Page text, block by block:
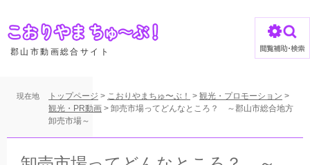
ジ
郡山市動画総合サイト
現在地 トップページ > こおりやまちゅ〜ぶ！ > 観光・プロモーション >
観光・PR動画 > 卸売市場ってどんなところ？ ～郡山市総合地方
卸売市場～